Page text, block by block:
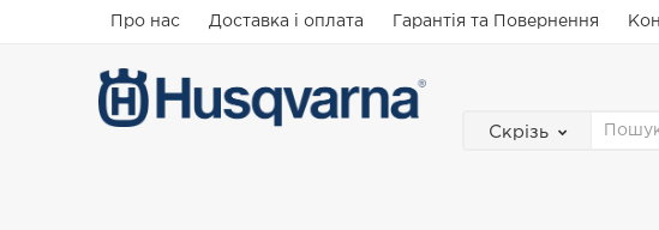
Про нас Доставка і оплата Гарантія та Повернення
Скрізь